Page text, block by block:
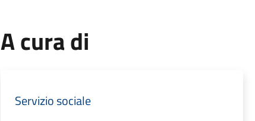
A cura di
Servizio sociale